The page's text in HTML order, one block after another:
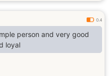
0.4
person and very good
loyal